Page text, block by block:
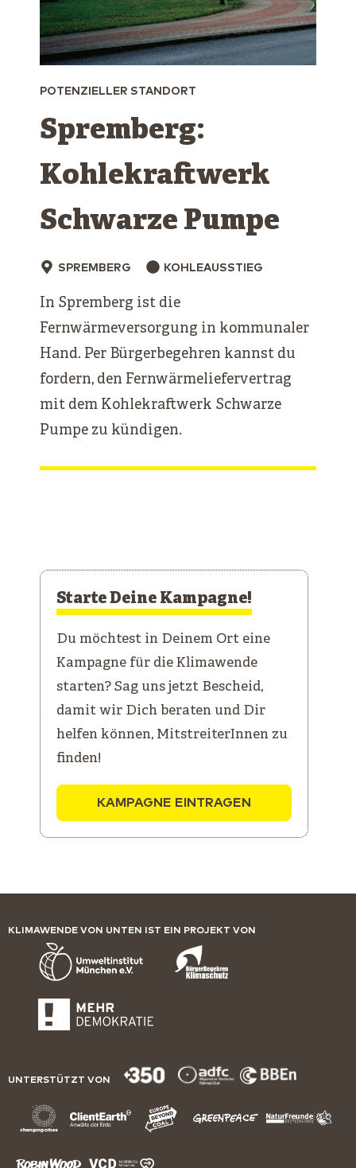
POTENZIELLER STANDORT
Spremberg:
Kohlekraftwerk
Schwarze ­Pumpe
SPREMBERG KOHLEAUSSTIEG
In Spremberg ist die
Fernwärmeversorgung in kommunaler
Hand. Per Bürgerbegehren kannst du
fordern, den Fernwärmeliefervertrag
mit dem Kohlekraftwerk Schwarze
Pumpe zu kündigen.
Starte Deine Kampagne!
Du möchtest in Deinem Ort eine
Kampagne für die Klimawende
starten? Sag uns jetzt Bescheid,
damit wir Dich beraten und Dir
helfen können, MitstreiterInnen zu
finden!
KAMPAGNE EINTRAGEN
KLIMAWENDE VON UNTEN IST EIN PROJEKT VON
UNTERSTÜTZT VON